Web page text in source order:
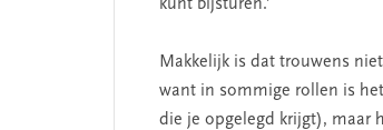
kunt bijsturen.’
Makkelijk is dat trouwens
want in sommige rollen is
die je opgelegd krijgt), maar